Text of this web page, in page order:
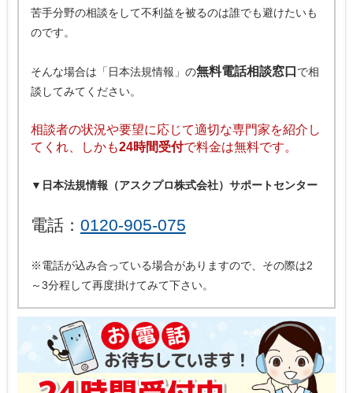
苦手分野の相談をして不利益を被るのは誰でも避けたいも
のです。
そんな場合は「日本法規情報」の無料電話相談窓口 で相
談してみてください。
相談者の状況や要望に応じて適切な専門家を紹介し
てくれ、しかも24時間受付で料金は無料です。
▼ 日本法規情報（アスクプロ株式会社）サポートセンター
電話： 0120-905-075
※電話が込み合っている場合がありますので、その際は2
～3分程して再度掛けてみて下さい。